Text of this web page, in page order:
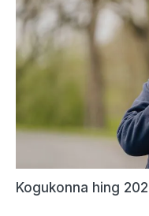
Kogukonna hing